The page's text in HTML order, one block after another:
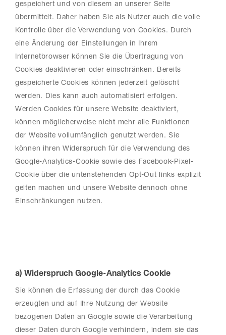
gespeichert und von diesem an unserer Seite
übermittelt. Daher haben Sie als Nutzer auch die volle
Kontrolle über die Verwendung von Cookies. Durch
eine Änderung der Einstellungen in Ihrem
Internetbrowser können Sie die Übertragung von
Cookies deaktivieren oder einschränken. Bereits
gespeicherte Cookies können jederzeit gelöscht
werden. Dies kann auch automatisiert erfolgen.
Werden Cookies für unsere Website deaktiviert,
können möglicherweise nicht mehr alle Funktionen
der Website vollumfänglich genutzt werden. Sie
können ihren Widerspruch für die Verwendung des
Google-Analytics-Cookie sowie des Facebook-Pixel-
Cookie über die untenstehenden Opt-Out links explizit
gelten machen und unsere Website dennoch ohne
Einschränkungen nutzen.
a) Widerspruch Google-Analytics Cookie
Sie können die Erfassung der durch das Cookie
erzeugten und auf Ihre Nutzung der Website
bezogenen Daten an Google sowie die Verarbeitung
dieser Daten durch Google verhindern, indem sie das